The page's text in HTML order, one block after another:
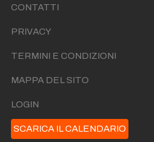
CONTATTI
PRIVACY
TERMINI E CONDIZIONI
MAPPA DEL SITO
LOGIN
SCARICA IL CALENDARIO